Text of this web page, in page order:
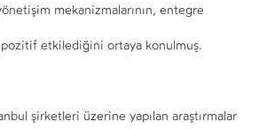
mekanizmalarının, entegre
etkilediğini ortaya konulmuş.
şirketleri üzerine yapılan araştırmalar